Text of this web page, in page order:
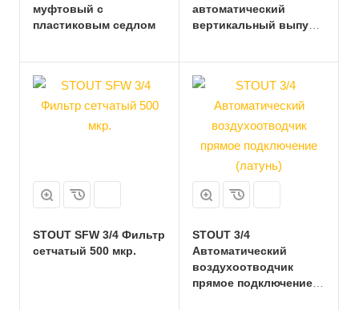
муфтовый с
пластиковым седлом
автоматический
вертикальный выпуск,
STOUT SFW 3/4 Фильтр
сетчатый 500 мкр.
STOUT 3/4
Автоматический
воздухоотводчик
прямое подключение